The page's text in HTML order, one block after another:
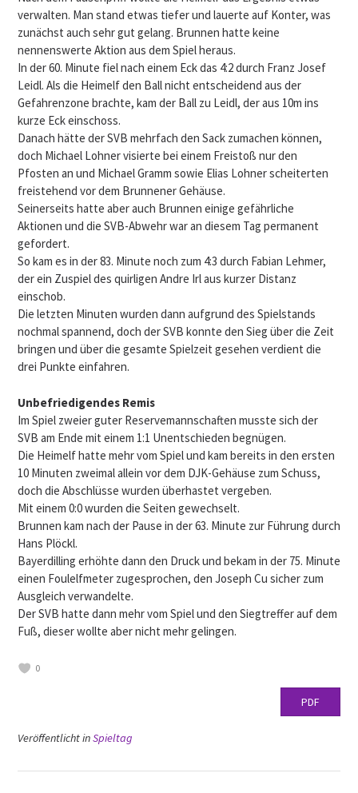
verwalten. Man stand etwas tiefer und lauerte auf Konter, was
zunächst auch sehr gut gelang. Brunnen hatte keine
nennenswerte Aktion aus dem Spiel heraus.
In der 60. Minute fiel nach einem Eck das 4:2 durch Franz Josef
Leidl. Als die Heimelf den Ball nicht entscheidend aus der
Gefahrenzone brachte, kam der Ball zu Leidl, der aus 10m ins
kurze Eck einschoss.
Danach hätte der SVB mehrfach den Sack zumachen können,
doch Michael Lohner visierte bei einem Freistoß nur den
Pfosten an und Michael Gramm sowie Elias Lohner scheiterten
freistehend vor dem Brunnener Gehäuse.
Seinerseits hatte aber auch Brunnen einige gefährliche
Aktionen und die SVB-Abwehr war an diesem Tag permanent
gefordert.
So kam es in der 83. Minute noch zum 4:3 durch Fabian Lehmer,
der ein Zuspiel des quirligen Andre Irl aus kurzer Distanz
einschob.
Die letzten Minuten wurden dann aufgrund des Spielstands
nochmal spannend, doch der SVB konnte den Sieg über die Zeit
bringen und über die gesamte Spielzeit gesehen verdient die
drei Punkte einfahren.
Unbefriedigendes Remis
Im Spiel zweier guter Reservemannschaften musste sich der
SVB am Ende mit einem 1:1 Unentschieden begnügen.
Die Heimelf hatte mehr vom Spiel und kam bereits in den ersten
10 Minuten zweimal allein vor dem DJK-Gehäuse zum Schuss,
doch die Abschlüsse wurden überhastet vergeben.
Mit einem 0:0 wurden die Seiten gewechselt.
Brunnen kam nach der Pause in der 63. Minute zur Führung durch
Hans Plöckl.
Bayerdilling erhöhte dann den Druck und bekam in der 75. Minute
einen Foulelfmeter zugesprochen, den Joseph Cu sicher zum
Ausgleich verwandelte.
Der SVB hatte dann mehr vom Spiel und den Siegtreffer auf dem
Fuß, dieser wollte aber nicht mehr gelingen.
0
PDF
Veröffentlicht inSpieltag